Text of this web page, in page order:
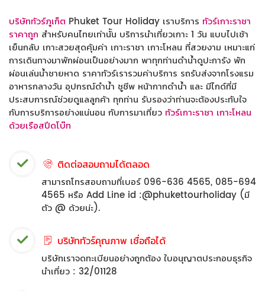
บริษัททัวร์ภูเก็ต Phuket Tour Holiday เราบริการ ทัวร์เกาะราชา
ราคาถูก สำหรับคนไทยเท่านััน บริการนำเที่ยวเกาะ 1 วัน แบบไปเช้า
เย็นกลับ เกาะสวยสุดคุ้มค่า เกาะราชา เกาะโหลน ที่สวยงาม เหมาะแก่
การเดินทางมาพักผ่อนเป็นอย่างมาก พาทุกท่านดำน้ำดูปะการัง พัก
ผ่อนเล่นน้ำชายหาด ราคาทัวร์เรารวมค่าบริการ รถรับส่งจากโรงแรม
อาหารกลางวัน อุปกรณ์ดำน้ำ ชูชีพ หน้ากากดำน้ำ และ มีไกด์ที่มี
ประสบการณ์ช่วยดูแลลูกค้า ทุกท่าน รับรองว่าท่านจะต้องประทับใจ
กับการบริการอย่างแน่นอน กับการมาเที่ยว ทัวร์เกาะราชา เกาะโหลน
ด้วยเรือสปีดโบ๊ท
ติดต่อสอบถามได้ตลอด
สามารถโทรสอบถามที่เบอร์ 096-636 4565, 085-694
4565 หรือ Add Line id :@phukettourholiday (มี
ตัว @ ด้วยน่ะ).
บริษัททัวร์คุณภาพ เชื่อถือได้
บริษัทเราจดทะเบียนอย่างถูกต้อง ใบอนุญาตประกอบธุรกิจ
นำเที่ยว : 32/01128